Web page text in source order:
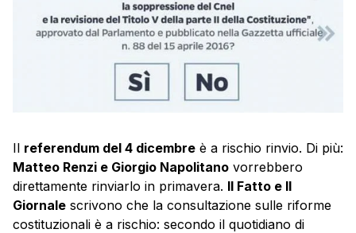
Il referendum del 4 dicembre è a rischio rinvio. Di più:
Matteo Renzi e Giorgio Napolitano vorrebbero
direttamente rinviarlo in primavera. Il Fatto e Il
Giornale scrivono che la consultazione sulle riforme
costituzionali è a rischio: secondo il quotidiano di